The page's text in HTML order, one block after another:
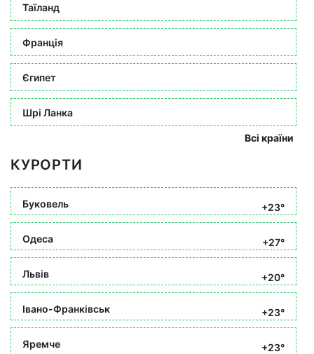
Таїланд
Франція
Єгипет
Шрі Ланка
Всі країни
КУРОРТИ
Буковель +23°
Одеса +27°
Львів +20°
Івано-Франківськ +23°
Яремче +23°